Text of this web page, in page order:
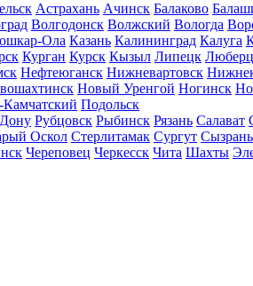
Астрахань Ачинск Балаково
Волгодонск Волжский Вологда
Ола Казань Калининград Калуга
Курган Курск Кызыл Липецк
Нефтеюганск Нижневартовск
Новый Уренгой Ногинск
Камчатский Подольск
Рубцовск Рыбинск Рязань Салават
Оскол Стерлитамак Сургут Сызрань
Череповец Черкесск Чита Шахты